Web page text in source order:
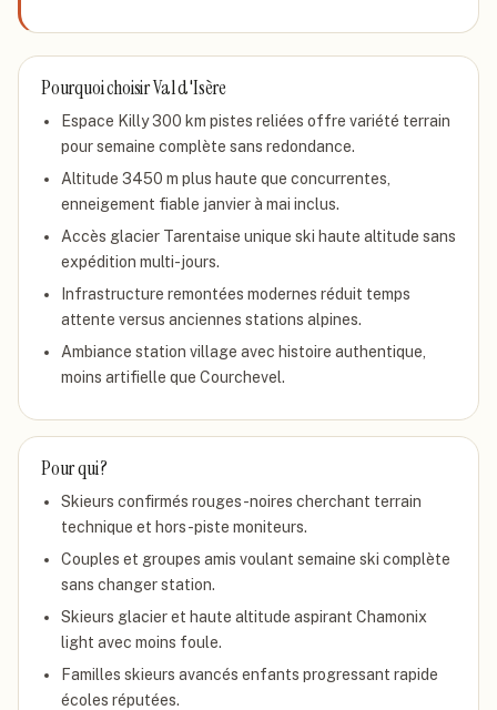
Pourquoi choisirVal d'Isère
Espace Killy 300 km pistes reliées offre variété terrain
pour semaine complète sans redondance.
Altitude 3450 m plus haute que concurrentes,
enneigement fiable janvier à mai inclus.
Accès glacier Tarentaise unique ski haute altitude sans
expédition multi-jours.
Infrastructure remontées modernes réduit temps
attente versus anciennes stations alpines.
Ambiance station village avec histoire authentique,
moins artifielle que Courchevel.
Pour qui ?
Skieurs confirmés rouges-noires cherchant terrain
technique et hors-piste moniteurs.
Couples et groupes amis voulant semaine ski complète
sans changer station.
Skieurs glacier et haute altitude aspirant Chamonix
light avec moins foule.
Familles skieurs avancés enfants progressant rapide
écoles réputées.